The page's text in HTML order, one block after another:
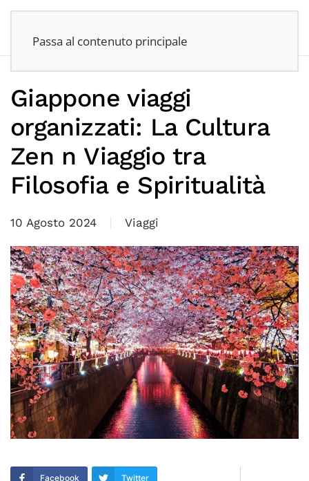
Passa al contenuto principale
Giappone viaggi
organizzati: La Cultura
Zen n Viaggio tra
Filosofia e Spiritualità
10 Agosto 2024 Viaggi
Facebook Twitter